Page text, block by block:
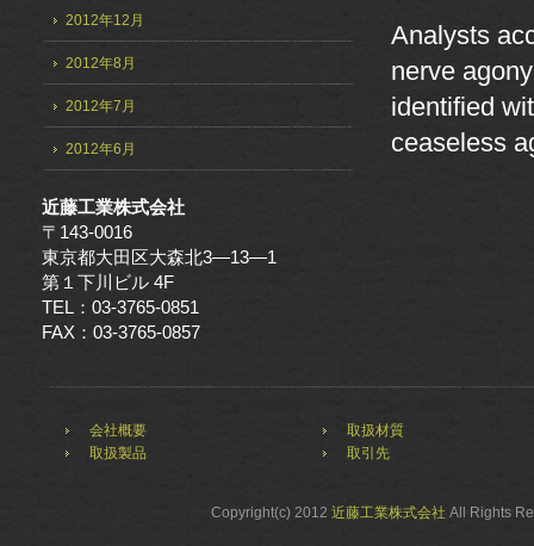
Analysts
nerve
identified
ceaseless
2012年12月
2012年8月
2012年7月
2012年6月
近藤工業株式会社
〒143-0016
東京都大田区大森北3—13—1
第１下川ビル 4F
TEL：03-3765-0851
FAX：03-3765-0857
会社概要
取扱製品
取扱材質
取引先
Copyright(c) 2012 近藤工業株式会社 All Rights